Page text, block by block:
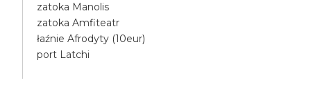
zatoka Manolis
zatoka Amfiteatr
łaźnie Afrodyty (10eur)
port Latchi